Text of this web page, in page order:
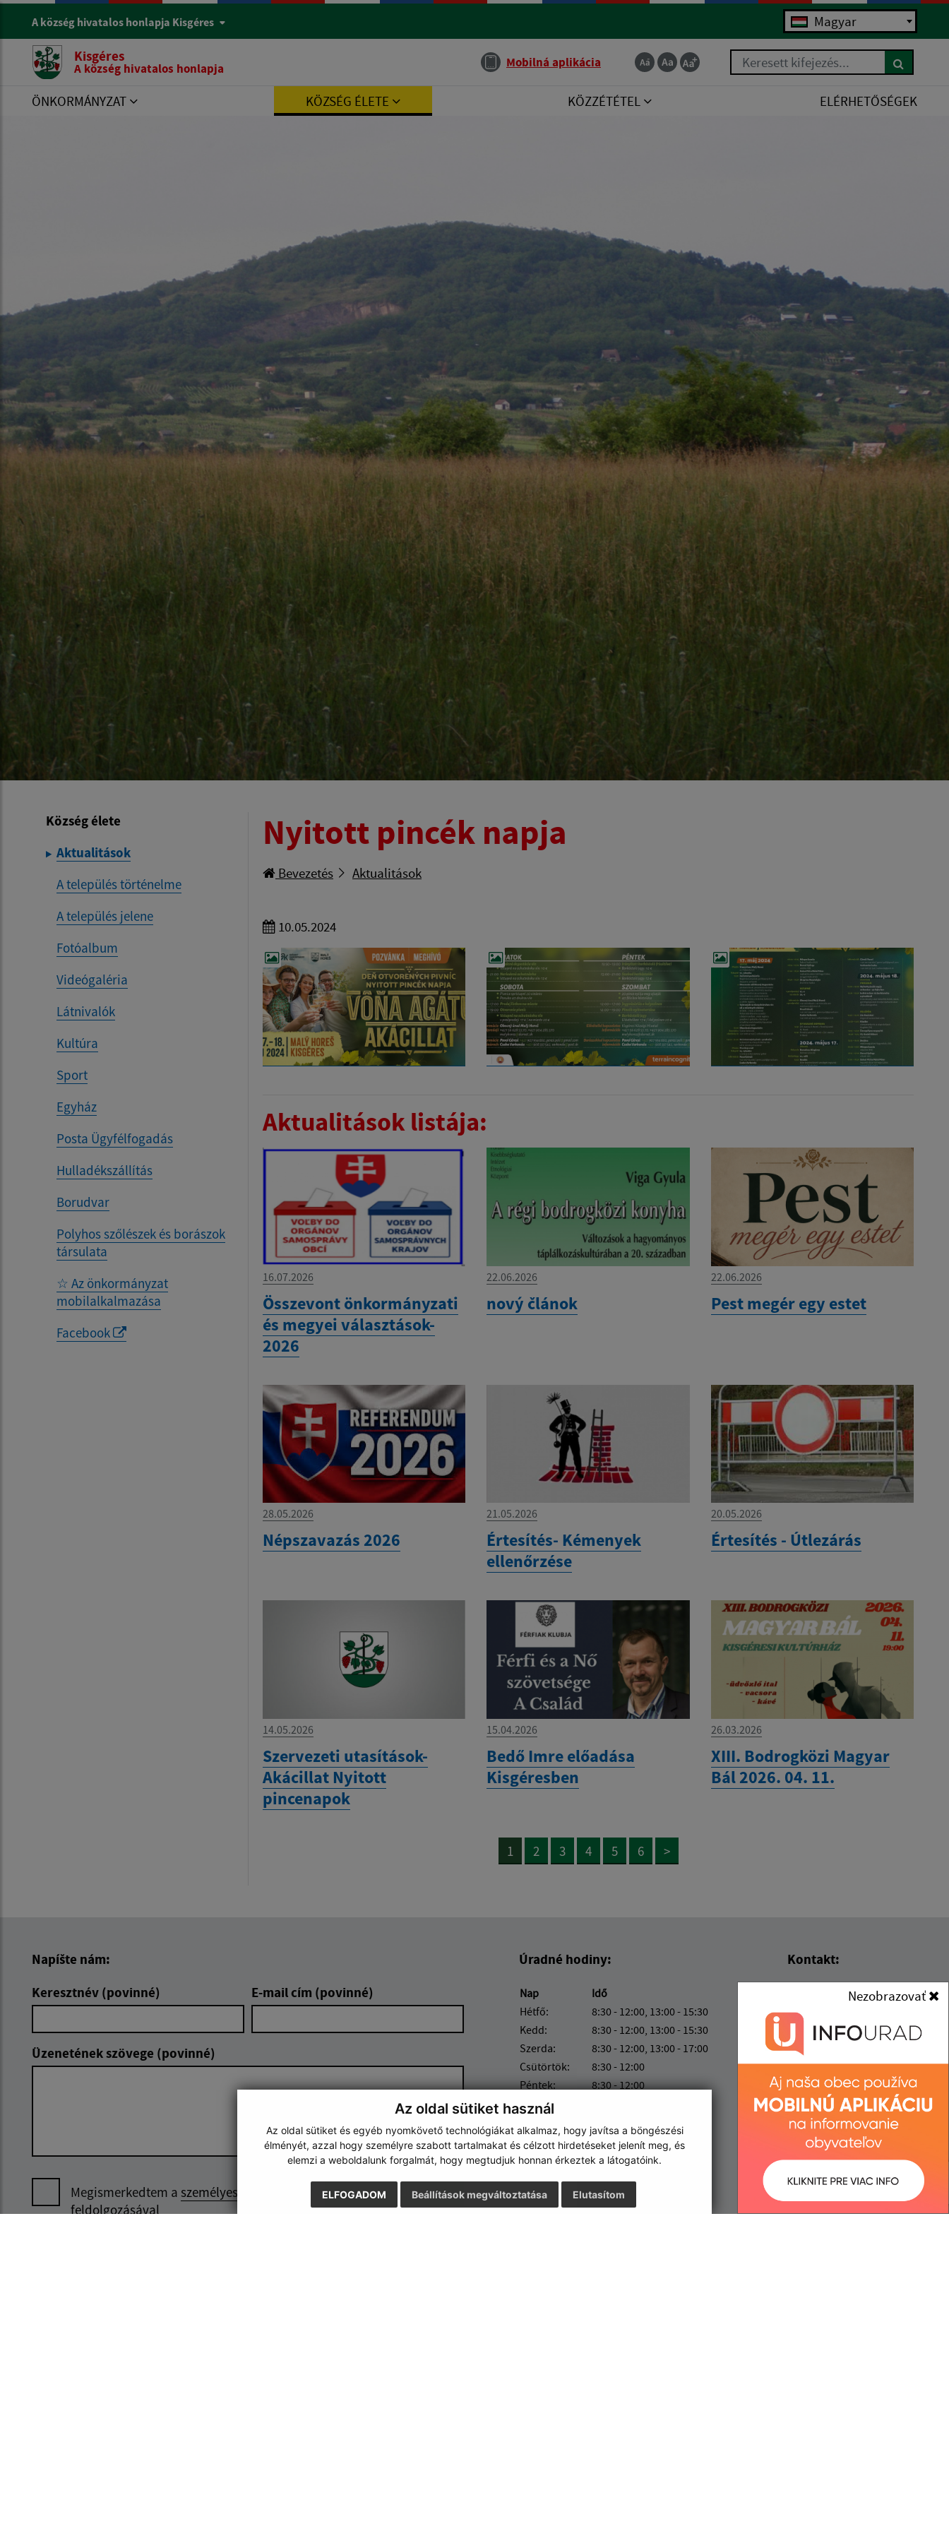
Az oldal sütiket használ
Az oldal sütiket és egyéb nyomkövető technológiákat alkalmaz, hogy javítsa a böngészési
élményét, azzal hogy személyre szabott tartalmakat és célzott hirdetéseket jelenít meg, és
elemzi a weboldalunk forgalmát, hogy megtudjuk honnan érkeztek a látogatóink.
ELFOGADOM Elutasítom
Beállítások megváltoztatása
A község hivatalos honlapja Kisgéres Magyar
Kisgéres
A község hivatalos honlapja Mobilná aplikácia Keresett kifejezés...
ÖNKORMÁNYZAT KÖZSÉG ÉLETE KÖZZÉTÉTEL ELÉRHETŐSÉGEK
Község élete
Aktualitások
A település történelme
A település jelene
Fotóalbum
Videógaléria
Látnivalók
Kultúra
Sport
Egyház
Posta Ügyfélfogadás
Hulladékszállítás
Borudvar
Polyhos szőlészek és borászok
társulata
☆ Az önkormányzat
mobilalkalmazása
Facebook
Nyitott pincék napja
Bevezetés Aktualitások
10.05.2024
Aktualitások listája:
16.07.2026
Összevont önkormányzati
és megyei választások-
2026
22.06.2026
nový článok
22.06.2026
Pest megér egy estet
28.05.2026
Népszavazás 2026
21.05.2026
Értesítés- Kémenyek
ellenőrzése
20.05.2026
Értesítés - Útlezárás
14.05.2026
Szervezeti utasítások-
Akácillat Nyitott
pincenapok
15.04.2026
Bedő Imre előadása
Kisgéresben
26.03.2026
XIII. Bodrogközi Magyar
Bál 2026. 04. 11.
1 2 3 4 5 6 >
Napíšte nám:
Keresztnév (povinné)
E-mail cím (povinné)
Üzenetének szövege (povinné)
Megismerkedtem a személyes adatok
feldolgozásával
Google reCaptcha Response
Üzenet küldése
Úradné hodiny:
Nap
Idő
Hétfő:
8:30 - 12:00, 13:00 - 15:30
Kedd:
8:30 - 12:00, 13:00 - 15:30
Szerda:
8:30 - 12:00, 13:00 - 17:00
Csütörtök:
8:30 - 12:00
Péntek:
8:30 - 12:00
Kontakt:
Obec (Kisgéres)
Obecný úrad (Kisgéres)
Družstevná 233
076 52 Malý Horeš
+421 56 628 53 70
IČO: 00331724
Nezobrazovať